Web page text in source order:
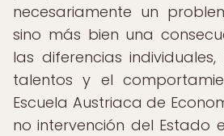
necesariamente un
sino más bien una
las diferencias
talentos y el
Escuela Austriaca de
no intervención del Estado